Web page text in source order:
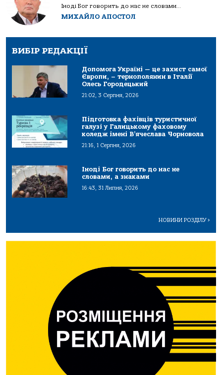
Іноді Бог говорить до нас не словами...
МИХАЙЛО АПОСТОЛ
ВИБІР РЕДАКЦІЇ
Допомога Україні — це захист самої
Європи, – тернополянин в Італії
Олесь Городецький
21:02, 3 Серпня, 2026
Підготовка фахівців туристичної
галузі у Галицькому фаховому
коледж імені В’ячеслава Чорновола
21:16, 1 Серпня, 2026
Іноді Бог говорить до нас не
словами, а знаками
16:43, 31 Липня, 2026
НОВИНИ РОЗДІЛУ>